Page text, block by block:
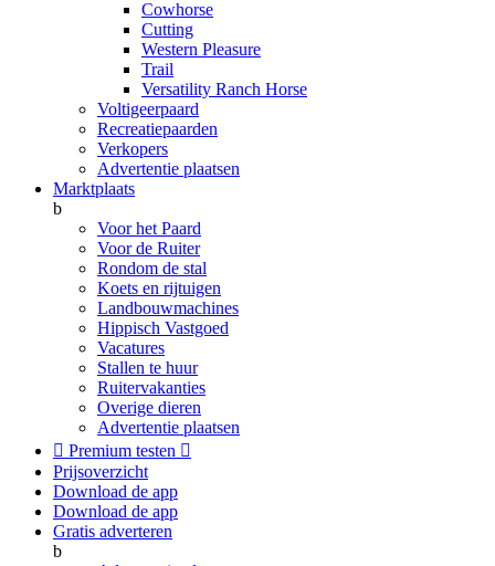
Cowhorse
Cutting
Western Pleasure
Trail
Versatility Ranch Horse
Voltigeerpaard
Recreatiepaarden
Verkopers
Advertentie plaatsen
Marktplaats
b
Voor het Paard
Voor de Ruiter
Rondom de stal
Koets en rijtuigen
Landbouwmachines
Hippisch Vastgoed
Vacatures
Stallen te huur
Ruitervakanties
Overige dieren
Advertentie plaatsen
 Premium testen 
Prijsoverzicht
Download de app
Download de app
Gratis adverteren
b